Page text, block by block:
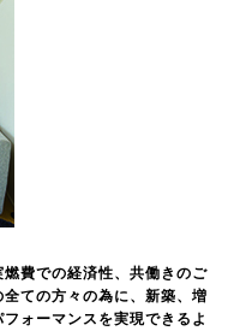
費での経済性、共働きのご
ての方々の為に、新築、増
ォーマンスを実現できるよ